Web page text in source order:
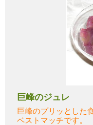
巨峰のジュレ
巨峰のプリッとした
ベストマッチです。